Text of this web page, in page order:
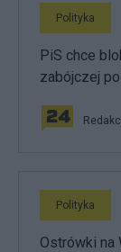
Polityka
PiS chce
zabójczej
Polityka
Ostrówki na